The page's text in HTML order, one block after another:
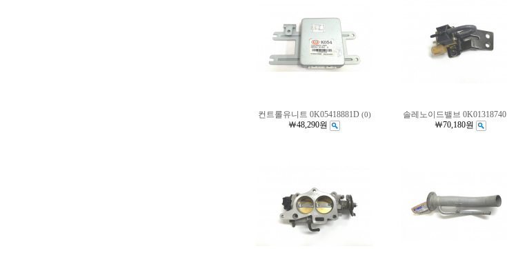
컨트롤유니트 0K05418881D (0)
￦48,290원
솔레노이드밸브 0K01318740
￦70,180원